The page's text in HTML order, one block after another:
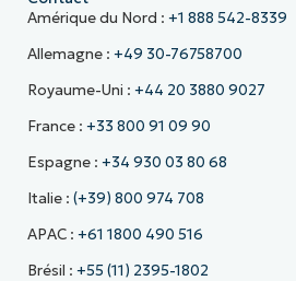
Amérique du Nord : +1 888 542-8339
Allemagne : +49 30-76758700
Royaume-Uni : +44 20 3880 9027
France : +33 800 91 09 90
Espagne : +34 930 03 80 68
Italie : (+39) 800 974 708
APAC : +61 1800 490 516
Brésil : +55 (11) 2395-1802